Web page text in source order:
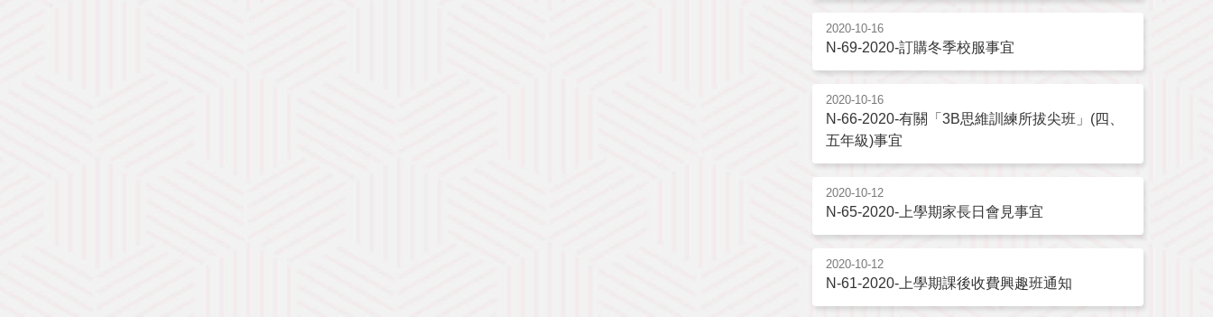
2020-10-16
N-69-2020-訂購冬季校服事宜
2020-10-16
N-66-2020-有關「3B思維訓練所拔尖班」(四、
五年級)事宜
2020-10-12
N-65-2020-上學期家長日會見事宜
2020-10-12
N-61-2020-上學期課後收費興趣班通知